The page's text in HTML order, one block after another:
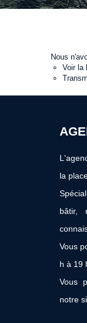
Nous
Voir la
la
bâtir,
Vous
h à 19
Vous
notre